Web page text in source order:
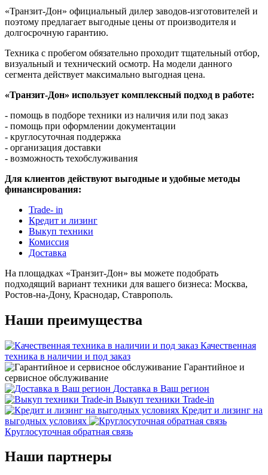
«Транзит-Дон» официальный дилер заводов-изготовителей и
поэтому предлагает выгодные цены от производителя и
долгосрочную гарантию.
Техника с пробегом обязательно проходит тщательный отбор,
визуальный и технический осмотр. На модели данного
сегмента действует максимально выгодная цена.
«Транзит-Дон» использует комплексный подход в работе:
- помощь в подборе техники из наличия или под заказ
- помощь при оформлении документации
- круглосуточная поддержка
- организация доставки
- возможность техобслуживания
Для клиентов действуют выгодные и удобные методы
финансирования:
Trade- in
Кредит и лизинг
Выкуп техники
Комиссия
Доставка
На площадках «Транзит-Дон» вы можете подобрать
подходящий вариант техники для вашего бизнеса: Москва,
Ростов-на-Дону, Краснодар, Ставрополь.
Наши преимущества
Качественная
техника в наличии и под заказ
Гарантийное и
сервисное обслуживание
Доставка в Ваш регион
Выкуп техники Trade-in
Кредит и лизинг на
выгодных условиях
Круглосуточная обратная связь
Наши партнеры